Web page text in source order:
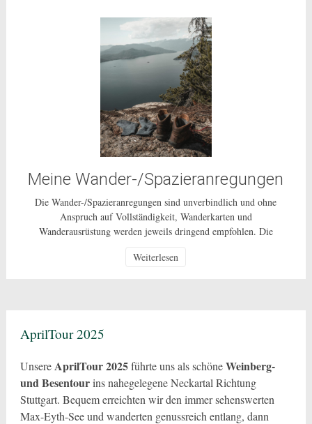
Meine Wander-/Spazieranregungen
Die Wander-/Spazieranregungen sind unverbindlich und ohne
Anspruch auf Vollständigkeit, Wanderkarten und
Wanderausrüstung werden jeweils dringend empfohlen. Die
Risiko und sind nur für den privaten Gebrauch gestattet. Bei den
Weiterlesen
AprilTour 2025
UnsereAprilTour 2025führte uns als schöneWeinberg-
und Besentourins nahegelegene Neckartal Richtung
Stuttgart. Bequem erreichten wir den immer sehenswerten
Max-Eyth-See und wanderten genussreich entlang, dann